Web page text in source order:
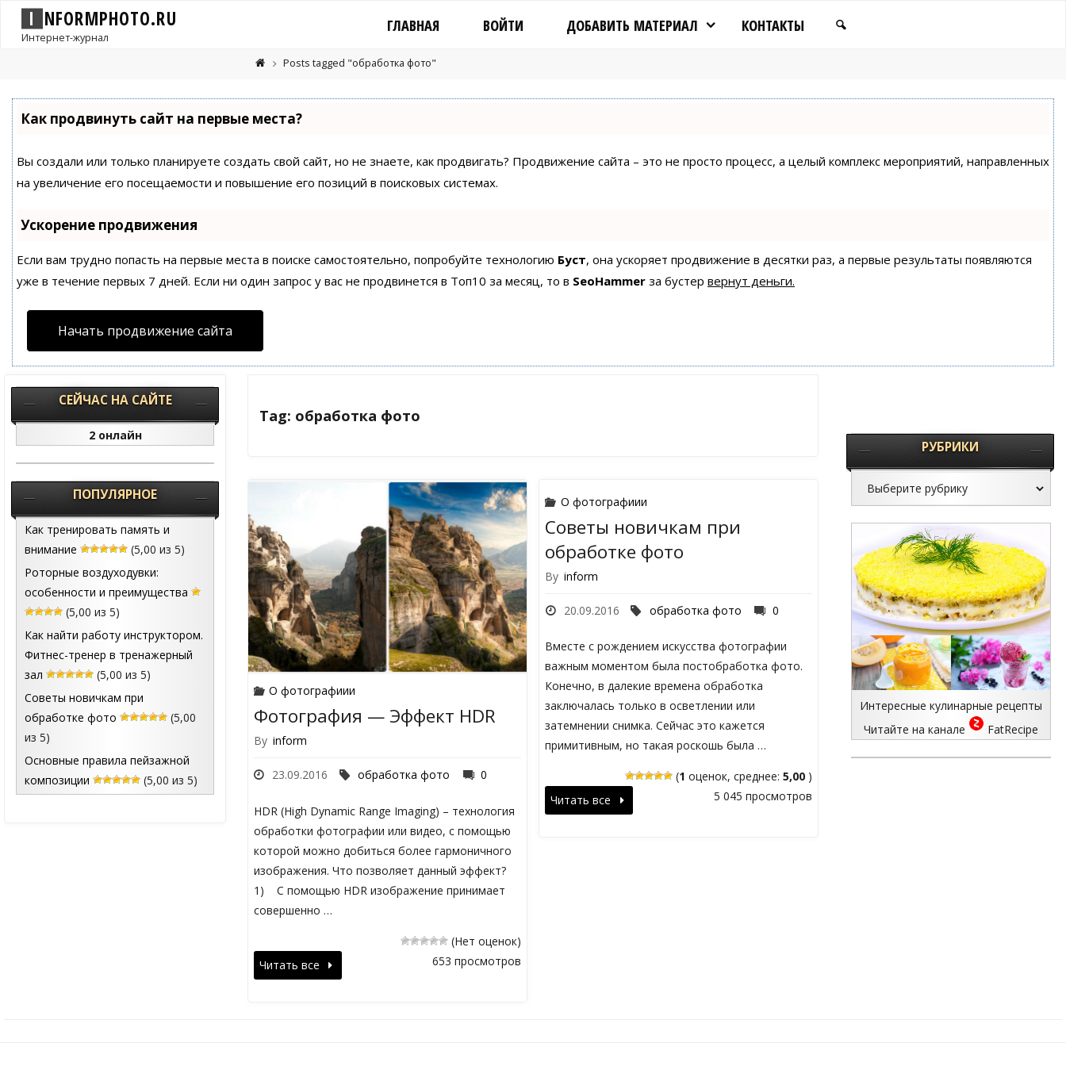
I NFORMPHOTO.RU
Интернет-журнал
ГЛАВНАЯ ВОЙТИ ДОБАВИТЬ МАТЕРИАЛ КОНТАКТЫ
Posts tagged "обработка фото"
Как продвинуть сайт на первые места?
Вы создали или только планируете создать свой сайт, но не знаете, как продвигать? Продвижение сайта – это не просто процесс, а целый комплекс мероприятий, направленных
на увеличение его посещаемости и повышение его позиций в поисковых системах.
Ускорение продвижения
Если вам трудно попасть на первые места в поиске самостоятельно, попробуйте технологию Буст, она ускоряет продвижение в десятки раз, а первые результаты появляются
уже в течение первых 7 дней. Если ни один запрос у вас не продвинется в Топ10 за месяц, то в SeoHammer за бустер вернут деньги.
Начать продвижение сайта
Tag: обработка фото
О фотографиии
Фотография — Эффект HDR
By inform
23.09.2016 обработка фото 0
HDR (High Dynamic Range Imaging) – технология
обработки фотографии или видео, с помощью
которой можно добиться более гармоничного
изображения. Что позволяет данный эффект?
1) С помощью HDR изображение принимает
совершенно …
(Нет оценок)
653 просмотров
Читать все
О фотографиии
Советы новичкам при
обработке фото
By inform
20.09.2016 обработка фото 0
Вместе с рождением искусства фотографии
важным моментом была постобработка фото.
Конечно, в далекие времена обработка
заключалась только в осветлении или
затемнении снимка. Сейчас это кажется
примитивным, но такая роскошь была …
(1 оценок, среднее:5,00 )
5 045 просмотров
Читать все
СЕЙЧАС НА САЙТЕ
2 онлайн
ПОПУЛЯРНОЕ
Как тренировать память и
внимание
(5,00 из 5)
Роторные воздуходувки:
особенности и преимущества
(5,00 из 5)
Как найти работу инструктором.
Фитнес-тренер в тренажерный
зал
(5,00 из 5)
Советы новичкам при
обработке фото
(5,00
из 5)
Основные правила пейзажной
композиции
(5,00 из 5)
РУБРИКИ
Интересные кулинарные рецепты
Читайте на канале
FatRecipe